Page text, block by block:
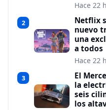
Hace 22
2
Netflix
nuevo
una
a todos
Hace 22
3
El
la
seis
los